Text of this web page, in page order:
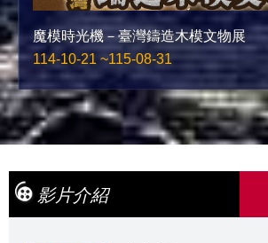
魔模時光機－臺灣鑄造木模文物展
114-10-21 ~115-08-31
影片介紹